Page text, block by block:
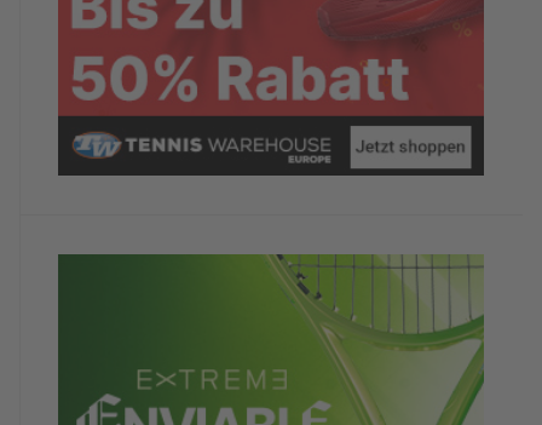
Dein abschließender Kommentar
Insgesamt hat mir die Woche sehr viel Spass
gemacht und ich werde bei Gelegenheit zur
Wiederholungstäterin
TennisTraveller-News.